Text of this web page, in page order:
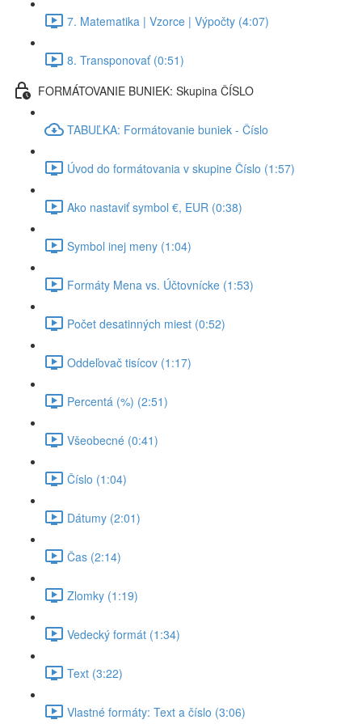
7. Matematika | Vzorce | Výpočty (4:07)
8. Transponovať (0:51)
FORMÁTOVANIE BUNIEK: Skupina ČÍSLO
TABUĽKA: Formátovanie buniek - Číslo
Úvod do formátovania v skupine Číslo (1:57)
Ako nastaviť symbol €, EUR (0:38)
Symbol inej meny (1:04)
Formáty Mena vs. Účtovnícke (1:53)
Počet desatinných miest (0:52)
Oddeľovač tisícov (1:17)
Percentá (%) (2:51)
Všeobecné (0:41)
Číslo (1:04)
Dátumy (2:01)
Čas (2:14)
Zlomky (1:19)
Vedecký formát (1:34)
Text (3:22)
Vlastné formáty: Text a číslo (3:06)